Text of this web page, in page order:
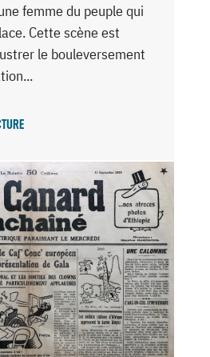
femme du peuple qui
Cette scène est
le bouleversement